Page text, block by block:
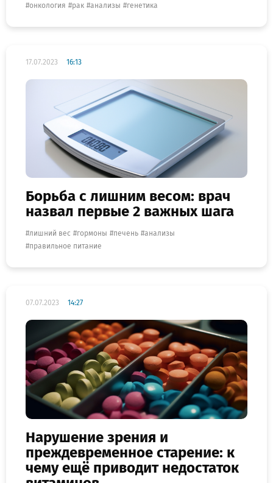
онкология рак анализы генетика
17.07.2023 16:13
Борьба с лишним весом: врач
назвал первые 2 важных шага
лишний вес гормоны печень
анализы
правильное питание
07.07.2023 14:27
Нарушение зрения и
преждевременное старение: к
чему ещё приводит недостаток